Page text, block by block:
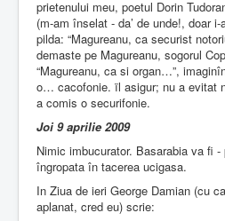
prietenului meu, poetul Dorin
(m-am înselat - da’ de unde!, doar
pilda: “Magureanu, ca securist
demaste pe Magureanu, sogorul
“Magureanu, ca si organ…”,
o… cacofonie. ïl asigur; nu a evitat
a comis o securifonie.
Joi 9 aprilie 2009
Nimic imbucurator. Basarabia va fi
îngropata în tacerea ucigasa.
In Ziua de ieri George Damian (cu
aplanat, cred eu) scrie: